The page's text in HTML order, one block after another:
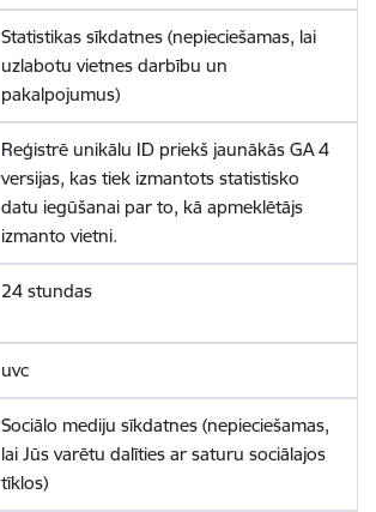
Statistikas sīkdatnes (nepieciešamas, lai
uzlabotu vietnes darbību un
pakalpojumus)
Reģistrē unikālu ID priekš jaunākās GA 4
versijas, kas tiek izmantots statistisko
datu iegūšanai par to, kā apmeklētājs
izmanto vietni.
24 stundas
uvc
Sociālo mediju sīkdatnes (nepieciešamas,
lai Jūs varētu dalīties ar saturu sociālajos
tīklos)